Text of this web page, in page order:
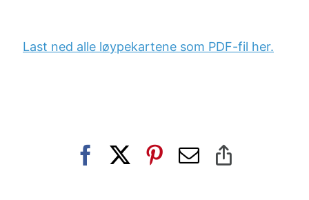
Last ned alle løypekartene som PDF-fil her.
Facebook Pinterest
E-